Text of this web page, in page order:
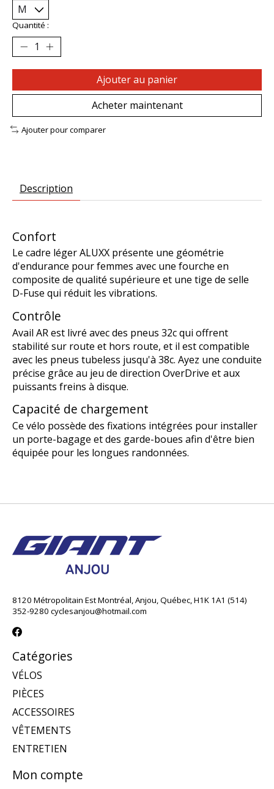
Quantité :
Ajouter au panier
Acheter maintenant
Ajouter pour comparer
Description
Confort
Le cadre léger ALUXX présente une géométrie
d'endurance pour femmes avec une fourche en
composite de qualité supérieure et une tige de selle
D-Fuse qui réduit les vibrations.
Contrôle
Avail AR est livré avec des pneus 32c qui offrent
stabilité sur route et hors route, et il est compatible
avec les pneus tubeless jusqu'à 38c. Ayez une conduite
précise grâce au jeu de direction OverDrive et aux
puissants freins à disque.
Capacité de chargement
Ce vélo possède des fixations intégrées pour installer
un porte-bagage et des garde-boues afin d'être bien
équipée pour les longues randonnées.
8120 Métropolitain Est Montréal, Anjou, Québec, H1K 1A1 (514)
352-9280 cyclesanjou@hotmail.com
Catégories
VÉLOS
PIÈCES
ACCESSOIRES
VÊTEMENTS
ENTRETIEN
Mon compte